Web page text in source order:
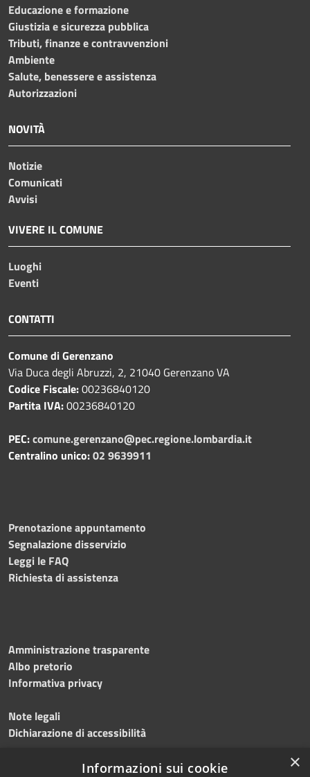
Educazione e formazione
Giustizia e sicurezza pubblica
Tributi, finanze e contravvenzioni
Ambiente
Salute, benessere e assistenza
Autorizzazioni
NOVITÀ
Notizie
Comunicati
Avvisi
VIVERE IL COMUNE
Luoghi
Eventi
CONTATTI
Comune di Gerenzano
Via Duca degli Abruzzi, 2, 21040 Gerenzano VA
Codice Fiscale:00236840120
Partita IVA:00236840120
PEC:comune.gerenzano@pec.regione.lombardia.it
Centralino unico:02 9639911
Prenotazione appuntamento
Segnalazione disservizio
Leggi le FAQ
Richiesta di assistenza
Amministrazione trasparente
Albo pretorio
Informativa privacy
Note legali
Dichiarazione di accessibilità
Meccanismo di feedback
×
Informazioni sui cookie